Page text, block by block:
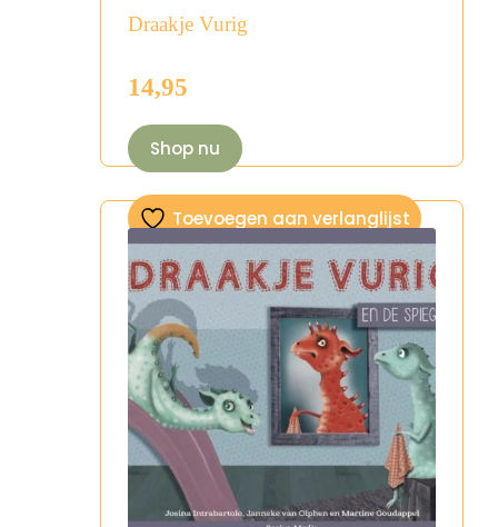
Draakje Vurig
14,95
Shop nu
Toevoegen aan verlanglijst